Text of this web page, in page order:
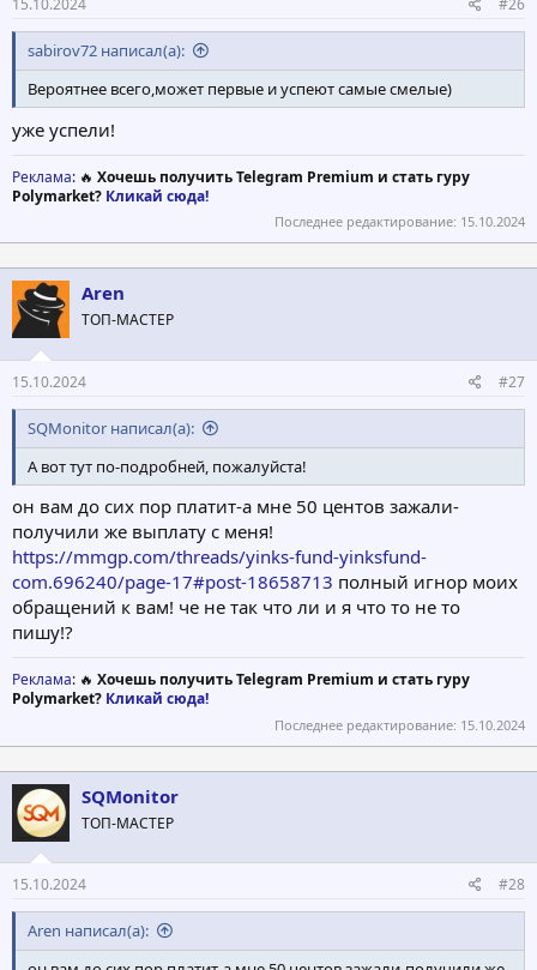
15.10.2024 #26
sabirov72 написал(а):
Вероятнее всего,может первые и успеют самые смелые)
уже успели!
Реклама: 🔥 Хочешь получить Telegram Premium и стать гуру
Polymarket? Кликай сюда!
Последнее редактирование: 15.10.2024
Aren
ТОП-МАСТЕР
15.10.2024 #27
SQMonitor написал(а):
А вот тут по-подробней, пожалуйста!
он вам до сих пор платит-а мне 50 центов зажали-
получили же выплату с меня!
https://mmgp.com/threads/yinks-fund-yinksfund-
com.696240/page-17#post-18658713 полный игнор моих
обращений к вам! че не так что ли и я что то не то
пишу!?
Реклама: 🔥 Хочешь получить Telegram Premium и стать гуру
Polymarket? Кликай сюда!
Последнее редактирование: 15.10.2024
SQMonitor
ТОП-МАСТЕР
15.10.2024 #28
Aren написал(а):